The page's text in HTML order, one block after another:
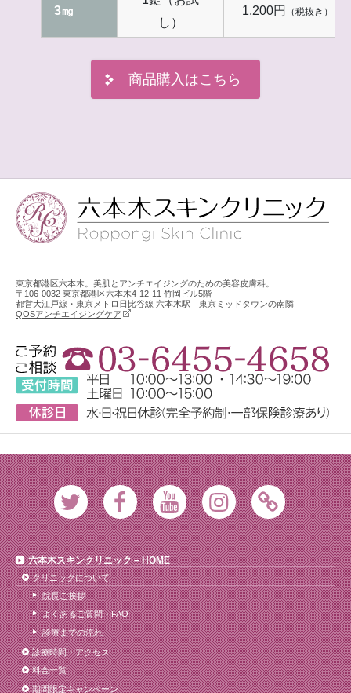
3㎎
し）
1,200円 （税抜き）
商品購入はこちら
東京都港区六本木。美肌とアンチエイジングのための美容皮膚科。
〒106-0032 東京都港区六本木4-12-11 竹岡ビル5階
都営大江戸線・東京メトロ日比谷線 六本木駅 東京ミッドタウンの南隣
QOSアンチエイジングケア
Twitter FacebookYoutube InstagramAmeblo
六本木スキンクリニック – HOME
クリニックについて
院長ご挨拶
よくあるご質問・FAQ
診療までの流れ
診療時間・アクセス
料金一覧
期間限定キャンペーン